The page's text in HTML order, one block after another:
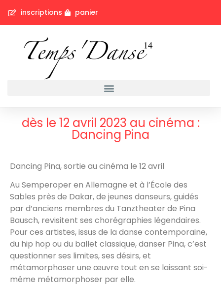
inscriptions panier
dès le 12 avril 2023 au cinéma :
Dancing Pina
Dancing Pina, sortie au cinéma le 12 avril
Au Semperoper en Allemagne et à l’École des
Sables près de Dakar, de jeunes danseurs, guidés
par d’anciens membres du Tanztheater de Pina
Bausch, revisitent ses chorégraphies légendaires.
Pour ces artistes, issus de la danse contemporaine,
du hip hop ou du ballet classique, danser Pina, c’est
questionner ses limites, ses désirs, et
métamorphoser une œuvre tout en se laissant soi-
même métamorphoser par elle.